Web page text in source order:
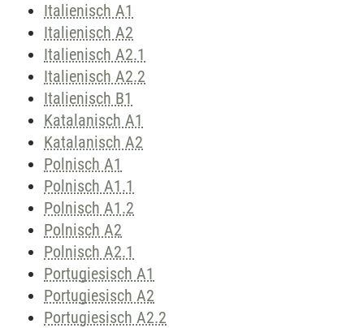
Italienisch A1
Italienisch A2
Italienisch A2.1
Italienisch A2.2
Italienisch B1
Katalanisch A1
Katalanisch A2
Polnisch A1
Polnisch A1.1
Polnisch A1.2
Polnisch A2
Polnisch A2.1
Portugiesisch A1
Portugiesisch A2
Portugiesisch A2.2